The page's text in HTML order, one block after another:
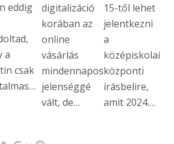
eddig
a
csak
digitalizáció
korában az
online
vásárlás
mindennapos
jelenséggé
vált, de…
15-től lehet
jelentkezni
a
középiskolai
központi
írásbelire,
amit 2024.…